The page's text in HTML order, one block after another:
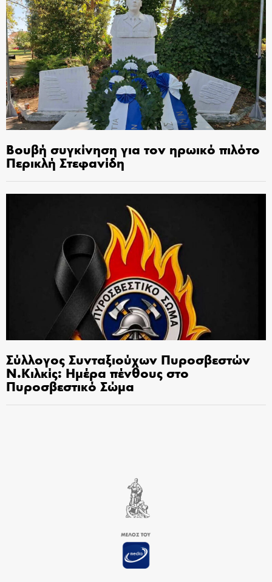
Βουβή συγκίνηση για τον ηρωικό πιλότο
Περικλή Στεφανίδη
Σύλλογος Συνταξιούχων Πυροσβεστών
Ν.Κιλκίς: Ημέρα πένθους στο
Πυροσβεστικό Σώμα